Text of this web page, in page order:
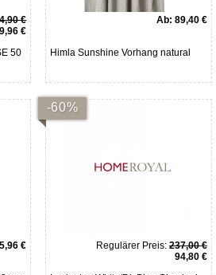
€
9,96 €
50
Ab: 89,40 €
Himla Sunshine Vorhang natural
5,96 €
-60%
Regulärer Preis: 237,00 €
94,80 €